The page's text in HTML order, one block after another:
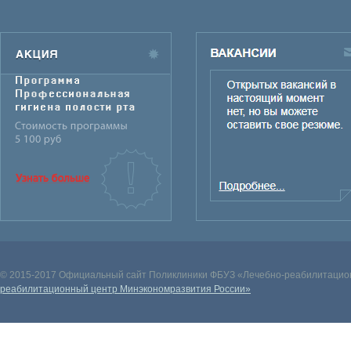
© 2015-2017 Официальный сайт Поликлиники ФБУЗ «Лечебно-
реабилитационный центр Минэкономразвития России»